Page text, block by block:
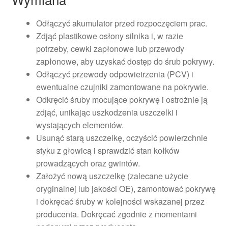
Odłączyć akumulator przed rozpoczęciem prac.
Zdjąć plastikowe osłony silnika i, w razie
potrzeby, cewki zapłonowe lub przewody
zapłonowe, aby uzyskać dostęp do śrub pokrywy.
Odłączyć przewody odpowietrzenia (PCV) i
ewentualne czujniki zamontowane na pokrywie.
Odkręcić śruby mocujące pokrywę i ostrożnie ją
zdjąć, unikając uszkodzenia uszczelki i
wystających elementów.
Usunąć starą uszczelkę, oczyścić powierzchnie
styku z głowicą i sprawdzić stan kołków
prowadzących oraz gwintów.
Założyć nową uszczelkę (zalecane użycie
oryginalnej lub jakości OE), zamontować pokrywę
i dokręcać śruby w kolejności wskazanej przez
producenta. Dokręcać zgodnie z momentami